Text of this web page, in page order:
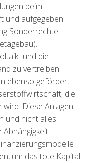
beim
und aufgegeben
Sonderrechte
und die
zu vertreiben.
ebenso gefördert
die
Diese Anlagen
und nicht alles
um das tote Kapital